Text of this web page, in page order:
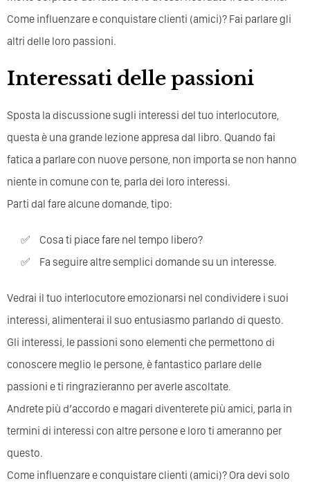
Come influenzare e conquistare clienti (amici)? Fai parlare gli
altri delle loro passioni.
Interessati delle passioni
Sposta la discussione sugli interessi del tuo interlocutore,
questa è una grande lezione appresa dal libro. Quando fai
fatica a parlare con nuove persone, non importa se non hanno
niente in comune con te, parla dei loro interessi.
Parti dal fare alcune domande, tipo:
Cosa ti piace fare nel tempo libero?
Fa seguire altre semplici domande su un interesse.
Vedrai il tuo interlocutore emozionarsi nel condividere i suoi
interessi, alimenterai il suo entusiasmo parlando di questo.
Gli interessi, le passioni sono elementi che permettono di
conoscere meglio le persone, è fantastico parlare delle
passioni e ti ringrazieranno per averle ascoltate.
Andrete più d’accordo e magari diventerete più amici, parla in
termini di interessi con altre persone e loro ti ameranno per
questo.
Come influenzare e conquistare clienti (amici)? Ora devi solo